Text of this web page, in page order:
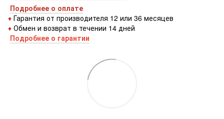
Подробнее о оплате
♦ Гарантия от производителя 12 или 36 месяцев
♦ Обмен и возврат в течении 14 дней
Подробнее о гарантии